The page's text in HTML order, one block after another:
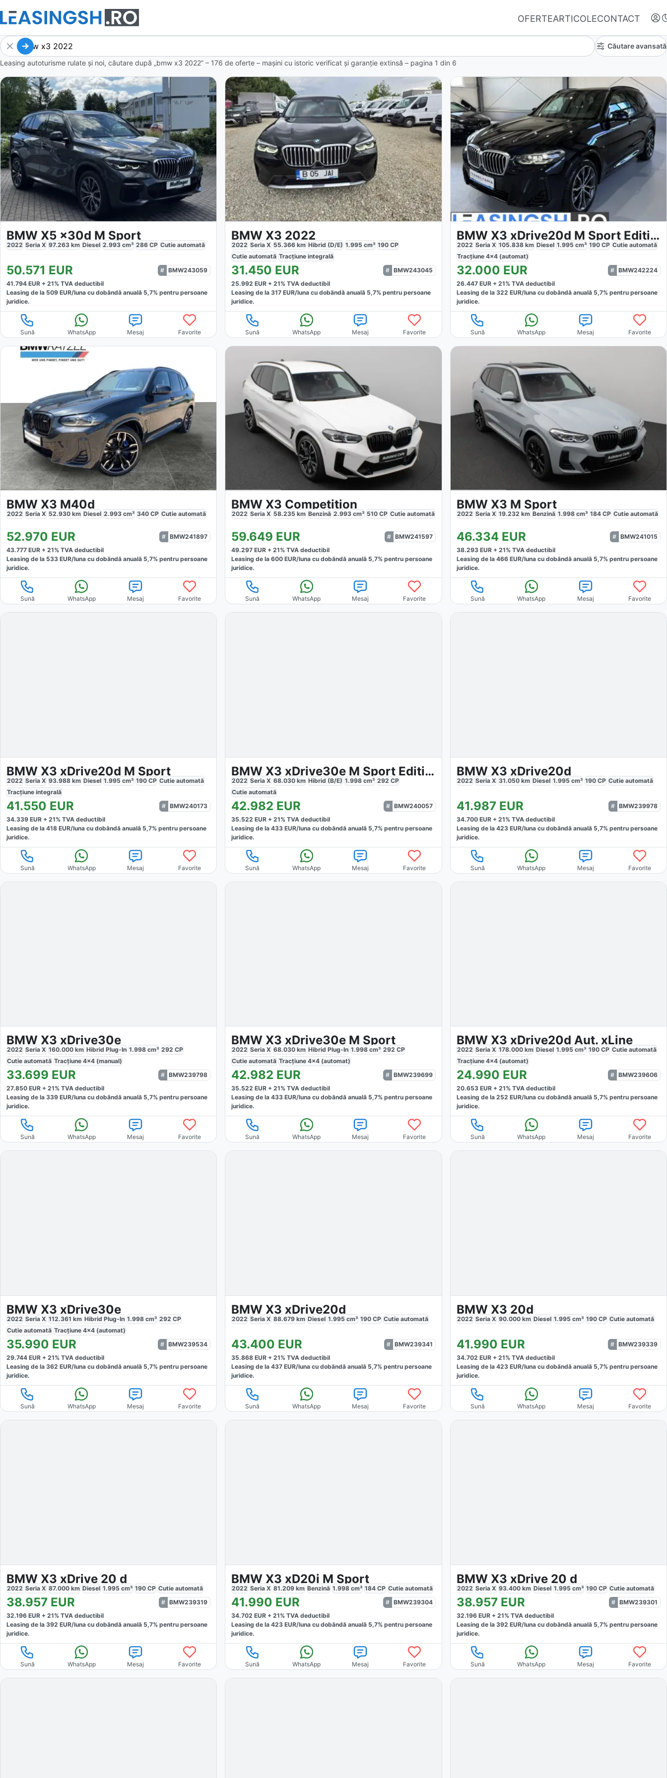
OFERTEARTICOLECONTACT
Autentifică-te
Nu ai oferte favorite
Căutare avansată
Leasing autoturisme rulate și noi, căutare după „bmw x3 2022” – 176 de oferte – mașini cu istoric verificat și garanție extinsă – pagina 1 din 6
BMW X5 x30d M Sport
2022 Seria X 97.263 km Diesel 2.993 cm³ 286 CP Cutie automată
50.571 EUR
BMW243059
41.794 EUR + 21% TVA deductibil
Leasing de la 509 EUR/luna cu dobăndă anuală 5,7% pentru persoane
juridice.
Sună WhatsApp Mesaj Favorite
BMW X3 2022
2022 Seria X 55.366 km Hibrid (D/E) 1.995 cm³ 190 CP
Cutieautomată Tracțiuneintegrală
31.450 EUR
BMW243045
25.992 EUR +21% TVA deductibil
Leasing de la317 EUR/luna cu dobăndă anuală 5,7% pentru persoane
juridice.
Sună WhatsApp Mesaj Favorite
BMW X3 xDrive20d M Sport Edition
2022 Seria X 105.838km Diesel 1.995 cm³ 190CP Cutie automată
Tracțiune 4x4 (automat)
32.000 EUR
BMW242224
26.447EUR + 21% TVA deductibil
Leasing de la 322 EUR/lunacu dobăndă anuală 5,7% pentru persoane
juridice.
Sună WhatsApp Mesaj Favorite
BMW X3 M40d
2022 Seria X 52.930 km Diesel 2.993 cm³ 340 CP Cutie automată
52.970 EUR
BMW241897
43.777 EUR + 21% TVA deductibil
Leasing de la 533 EUR/luna cu dobăndă anuală 5,7% pentru persoane
juridice.
Sună WhatsApp Mesaj Favorite
BMW X3 Competition
2022 Seria X 58.235 km Benzină 2.993 cm³ 510 CP Cutieautomată
59.649 EUR
BMW241597
49.297 EUR +21% TVA deductibil
Leasing de la600 EUR/luna cu dobăndă anuală 5,7% pentru persoane
juridice.
Sună WhatsApp Mesaj Favorite
BMW X3 M Sport
2022 Seria X 19.232 km Benzină 1.998cm³ 184CP Cutie automată
46.334EUR
BMW241015
38.293EUR + 21% TVA deductibil
Leasing de la 466EUR/lunacu dobăndă anuală 5,7% pentru persoane
juridice.
Sună WhatsApp Mesaj Favorite
BMW X3 xDrive20d M Sport
2022 Seria X 93.988 km Diesel 1.995 cm³ 190 CP Cutie automată
Tracțiune integrală
41.550 EUR
BMW240173
34.339 EUR + 21% TVA deductibil
Leasing de la 418 EUR/luna cu dobăndă anuală 5,7% pentru persoane
juridice.
Sună WhatsApp Mesaj Favorite
BMW X3 xDrive30e M Sport Edition
2022 Seria X 68.030 km Hibrid (B/E) 1.998 cm³ 292 CP
Cutieautomată
42.982 EUR
BMW240057
35.522 EUR +21% TVA deductibil
Leasing de la433 EUR/luna cu dobăndă anuală 5,7% pentru persoane
juridice.
Sună WhatsApp Mesaj Favorite
BMW X3 xDrive20d
2022 Seria X 31.050km Diesel 1.995 cm³ 190CP Cutie automată
41.987EUR
BMW239978
34.700EUR + 21% TVA deductibil
Leasing de la 423EUR/lunacu dobăndă anuală 5,7% pentru persoane
juridice.
Sună WhatsApp Mesaj Favorite
BMW X3 xDrive30e
2022 Seria X 160.000 km Hibrid Plug-In 1.998 cm³ 292 CP
Cutie automată Tracțiune 4x4 (manual)
33.699 EUR
BMW239798
27.850 EUR + 21% TVA deductibil
Leasing de la 339 EUR/luna cu dobăndă anuală 5,7% pentru persoane
juridice.
Sună WhatsApp Mesaj Favorite
BMW X3 xDrive30e M Sport
2022 Seria X 68.030 km Hibrid Plug-In 1.998 cm³ 292 CP
Cutieautomată Tracțiune4x4 (automat)
42.982 EUR
BMW239699
35.522 EUR +21% TVA deductibil
Leasing de la433 EUR/luna cu dobăndă anuală 5,7% pentru persoane
juridice.
Sună WhatsApp Mesaj Favorite
BMW X3 xDrive20d Aut. xLine
2022 Seria X 178.000km Diesel 1.995 cm³ 190CP Cutie automată
Tracțiune 4x4 (automat)
24.990 EUR
BMW239606
20.653EUR + 21% TVA deductibil
Leasing de la 252 EUR/lunacu dobăndă anuală 5,7% pentru persoane
juridice.
Sună WhatsApp Mesaj Favorite
BMW X3 xDrive30e
2022 Seria X 112.361 km Hibrid Plug-In 1.998 cm³ 292 CP
Cutie automată Tracțiune 4x4 (automat)
35.990 EUR
BMW239534
29.744 EUR + 21% TVA deductibil
Leasing de la 362 EUR/luna cu dobăndă anuală 5,7% pentru persoane
juridice.
Sună WhatsApp Mesaj Favorite
BMW X3 xDrive20d
2022 Seria X 88.679 km Diesel 1.995 cm³ 190 CP Cutieautomată
43.400 EUR
BMW239341
35.868 EUR +21% TVA deductibil
Leasing de la437 EUR/luna cu dobăndă anuală 5,7% pentru persoane
juridice.
Sună WhatsApp Mesaj Favorite
BMW X3 20d
2022 Seria X 90.000km Diesel 1.995 cm³ 190CP Cutie automată
41.990 EUR
BMW239339
34.702 EUR + 21% TVA deductibil
Leasing de la 423EUR/lunacu dobăndă anuală 5,7% pentru persoane
juridice.
Sună WhatsApp Mesaj Favorite
BMW X3 xDrive 20 d
2022 Seria X 87.000 km Diesel 1.995 cm³ 190 CP Cutie automată
38.957 EUR
BMW239319
32.196 EUR + 21% TVA deductibil
Leasing de la 392 EUR/luna cu dobăndă anuală 5,7% pentru persoane
juridice.
Sună WhatsApp Mesaj Favorite
BMW X3 xD20i M Sport
2022 Seria X 81.209 km Benzină 1.998 cm³ 184 CP Cutieautomată
41.990 EUR
BMW239304
34.702 EUR +21% TVA deductibil
Leasing de la423 EUR/luna cu dobăndă anuală 5,7% pentru persoane
juridice.
Sună WhatsApp Mesaj Favorite
BMW X3 xDrive 20 d
2022 Seria X 93.400km Diesel 1.995 cm³ 190CP Cutie automată
38.957EUR
BMW239301
32.196EUR + 21% TVA deductibil
Leasing de la 392 EUR/lunacu dobăndă anuală 5,7% pentru persoane
juridice.
Sună WhatsApp Mesaj Favorite